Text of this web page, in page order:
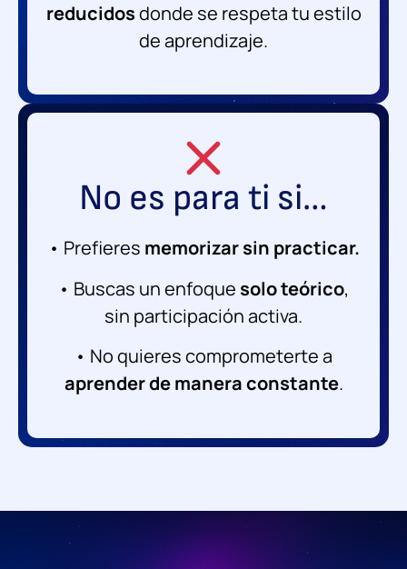
reducidosdonde se respeta tu estilo
de aprendizaje.
No es para ti si…
• Prefieres memorizar sin practicar.
• Buscas un enfoque solo teórico,
sin participación activa.
• No quieres comprometerte a
aprender de manera constante.